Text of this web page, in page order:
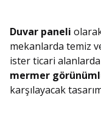
Duvar paneli
mekanlarda temiz
ister ticari
mermer
karşılayacak